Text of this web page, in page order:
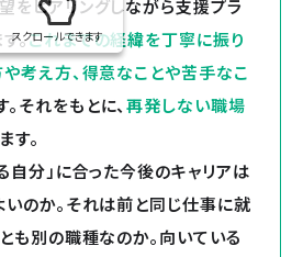
をヒアリングしながら支援プラ
。これまでの経緯を丁寧に振り
考え方、得意なことや苦手なこ
。それをもとに、再発しない職場
す。
自分」に合った今後のキャリアは
いのか。それは前と同じ仕事に就
も別の職種なのか。向いている
スクロールできます